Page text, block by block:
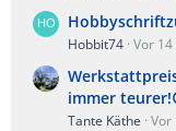
Hobbit74 Vor
immer
Tante Käthe Vor